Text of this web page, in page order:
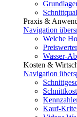
Praxis &
Navigation
Welche
Wasser-
Kosten &
Navigation
Kauf-